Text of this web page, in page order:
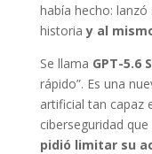
había hecho:
historiay al
Se llama GPT-5.6
rápido”. Es una
artificial tan capaz
ciberseguridad que
pidió limitar su